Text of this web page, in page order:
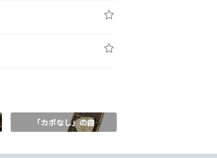
「カポなし」の曲